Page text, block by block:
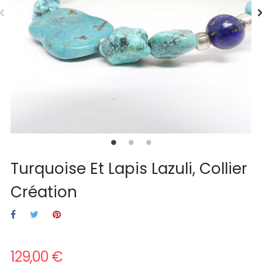
Turquoise Et Lapis Lazuli, Collier
Création
129,00 €